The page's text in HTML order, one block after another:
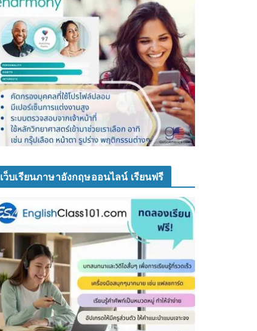
เว็บเรียนภาษาอังกฤษออนไลน์ เรียนฟรี